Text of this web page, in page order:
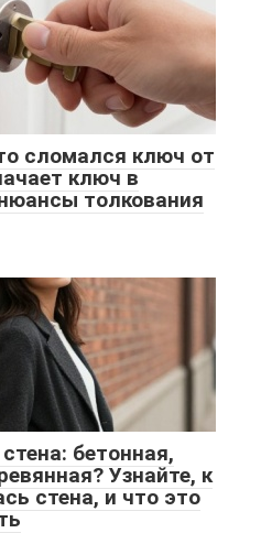
сломался ключ от
ключ в
толкования
бетонная,
Узнайте, к
стена, и что это